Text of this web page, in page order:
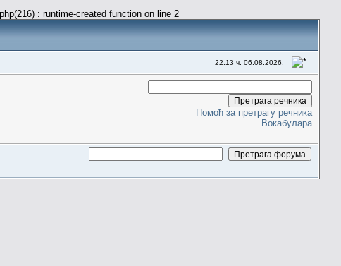
: runtime-created function on line 2
22.13 ч. 06.08.2026.
Помоћ за претрагу речника
Вокабулара